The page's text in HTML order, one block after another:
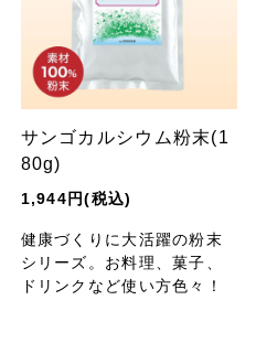
サンゴカルシウム粉末(1
80g)
1,944円(税込)
健康づくりに大活躍の粉末
シリーズ。お料理、菓子、
ドリンクなど使い方色々！